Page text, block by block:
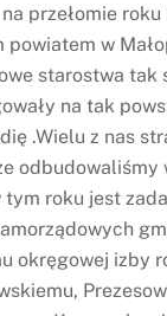
przełomie roku
powiatem w
starostwa tak
na tak
.Wielu z nas
odbudowaliśmy
tym roku jest
okręgowej izby